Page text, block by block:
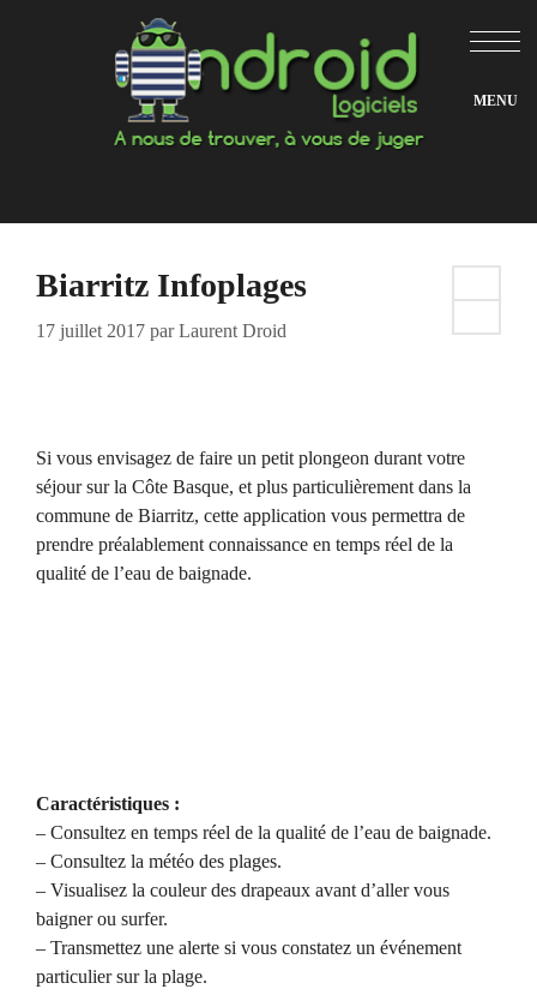
Biarritz Infoplages
17 juillet 2017 parLaurent Droid
Si vous envisagez de faire un petit plongeon durant votre
séjour sur la Côte Basque, et plus particulièrement dans la
commune de Biarritz, cette application vous permettra de
prendre préalablement connaissance en temps réel de la
qualité de l’eau de baignade.
Caractéristiques :
– Consultez en temps réel de la qualité de l’eau de baignade.
– Consultez la météo des plages.
– Visualisez la couleur des drapeaux avant d’aller vous
baigner ou surfer.
– Transmettez une alerte si vous constatez un événement
particulier sur la plage.